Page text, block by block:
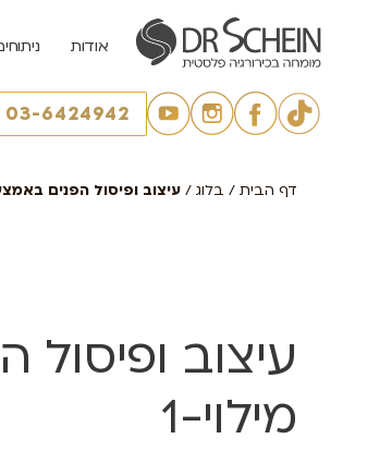
אודות
03-6424942
דף הבית / בלוג / עיצוב ופיסול הפנים
עיצוב
מילוי-1